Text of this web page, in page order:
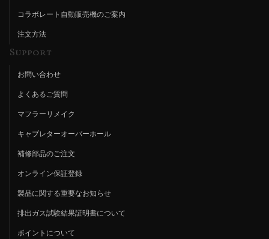
コラボレート自動販売機のご案内
注文方法
Support
お問い合わせ
よくあるご質問
マフラーリメイク
キャブレターオーバーホール
補修部品のご注文
オンライン保証登録
製品に関する重要なお知らせ
排出ガス試験結果証明書について
ポイントについて